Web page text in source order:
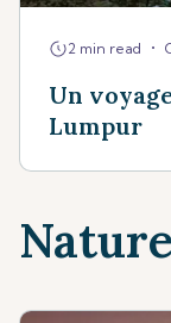
2 min read •
Un
Lumpur
Nature